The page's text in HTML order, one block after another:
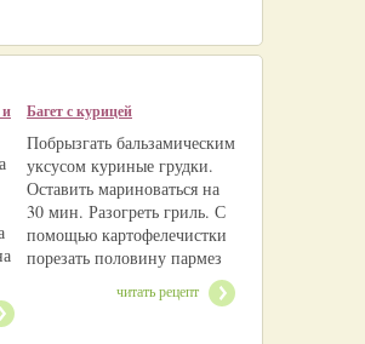
и
Багет с курицей
Побрызгать бальзамическим
уксусом куриные грудки.
Оставить мариноваться на
30 мин. Разогреть гриль. С
помощью картофелечистки
порезать половину пармез
читать рецепт